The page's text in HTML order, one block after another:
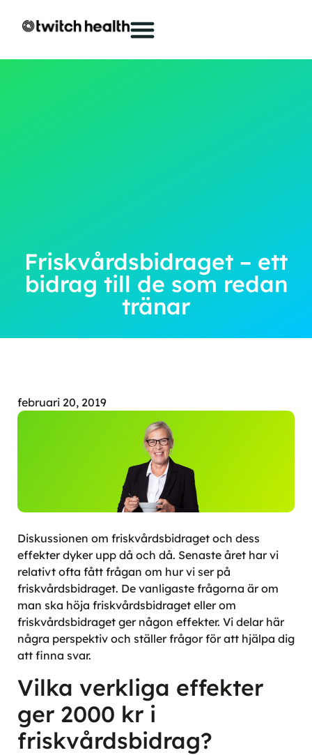
Friskvårdsbidraget – ett
bidrag till de som redan
tränar
februari 20, 2019
Diskussionen om friskvårdsbidraget och dess
effekter dyker upp då och då. Senaste året har vi
relativt ofta fått frågan om hur vi ser på
friskvårdsbidraget. De vanligaste frågorna är om
man ska höja friskvårdsbidraget eller om
friskvårdsbidraget ger någon effekter. Vi delar här
några perspektiv och ställer frågor för att hjälpa dig
att finna svar.
Vilka verkliga effekter
ger 2000 kr i
friskvårdsbidrag?